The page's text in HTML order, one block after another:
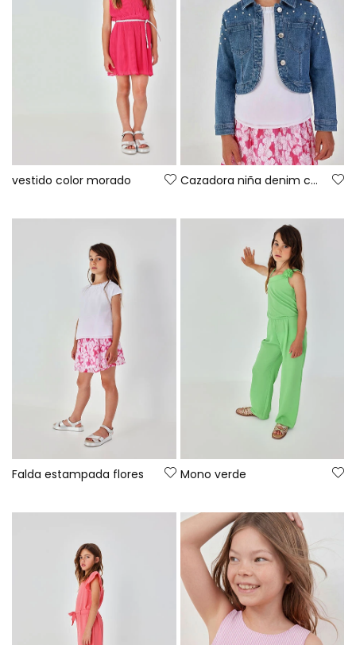
vestido color morado Cazadora niña denim con perlas
Falda estampada flores Mono verde